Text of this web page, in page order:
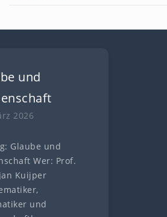
und
2026
Glaube und
Wer: Prof.
Kuijper
und